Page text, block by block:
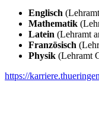
Englisch
Mathematik
Latein (Lehramt
Französisch
Physik (Lehramt
https://